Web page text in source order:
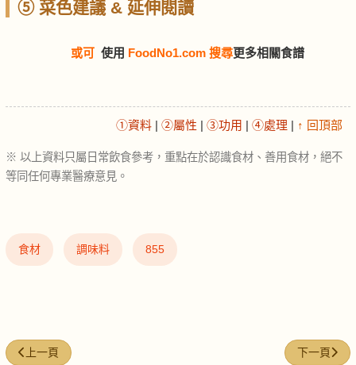
⑤ 菜色建議 & 延伸閱讀
或可 使用 FoodNo1.com 搜尋更多相關食譜
①資料 | ②屬性 | ③功用 | ④處理 | ↑ 回頂部
※ 以上資料只屬日常飲食參考，重點在於認識食材、善用食材，絕不
等同任何專業醫療意見。
食材 調味料 855
上一篇文章: 豬紅 (Pork blood curd)
上一頁 下一篇文
下一頁